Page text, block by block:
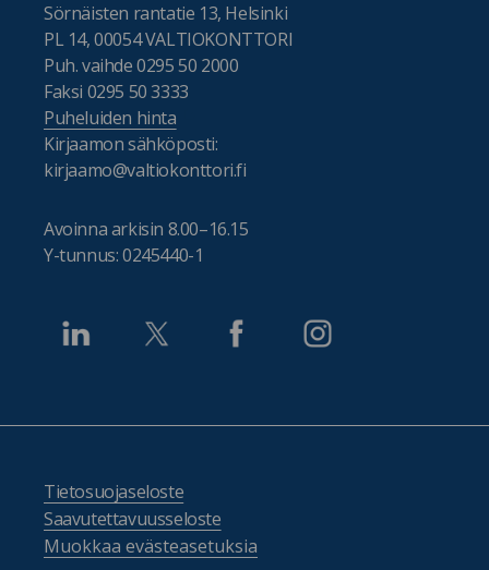
Sörnäisten rantatie 13, Helsinki
PL 14, 00054 VALTIOKONTTORI
Puh. vaihde 0295 50 2000
Faksi 0295 50 3333
Puheluiden hinta
Kirjaamon sähköposti:
kirjaamo@valtiokonttori.fi
Avoinna arkisin 8.00–16.15
Y-tunnus: 0245440-1
Tietosuojaseloste
Saavutettavuusseloste
Muokkaa evästeasetuksia